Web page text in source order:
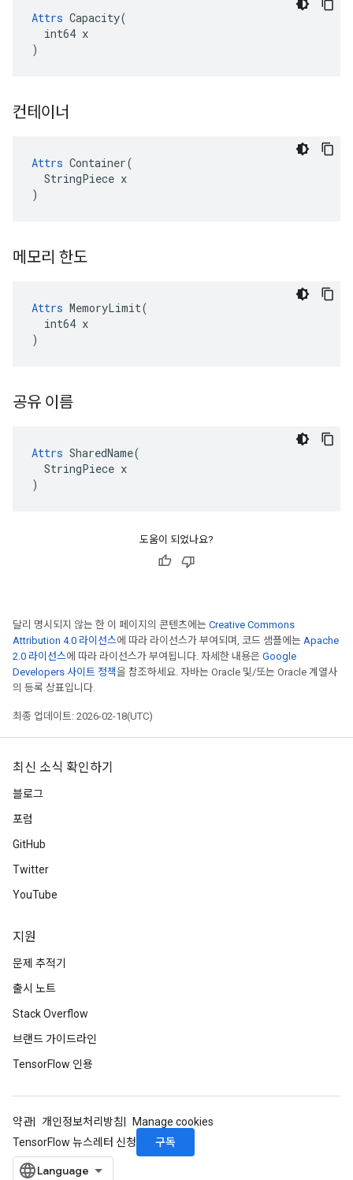
Attrs Capacity(
  int64 x
)
컨테이너
Attrs Container(
  StringPiece x
)
메모리 한도
Attrs MemoryLimit(
  int64 x
)
공유 이름
Attrs SharedName(
  StringPiece x
)
도움이 되었나요?
달리 명시되지 않는 한 이 페이지의 콘텐츠에는 Creative Commons
Attribution 4.0 라이선스에 따라 라이선스가 부여되며, 코드 샘플에는 Apache
2.0 라이선스에 따라 라이선스가 부여됩니다. 자세한 내용은 Google
Developers 사이트 정책을 참조하세요. 자바는 Oracle 및/또는 Oracle 계열사
의 등록 상표입니다.
최종 업데이트: 2026-02-18(UTC)
최신 소식 확인하기
블로그
포럼
GitHub
Twitter
YouTube
지원
문제 추적기
출시 노트
Stack Overflow
브랜드 가이드라인
TensorFlow 인용
약관 개인정보처리방침
Manage cookies
TensorFlow 뉴스레터 신청
구독